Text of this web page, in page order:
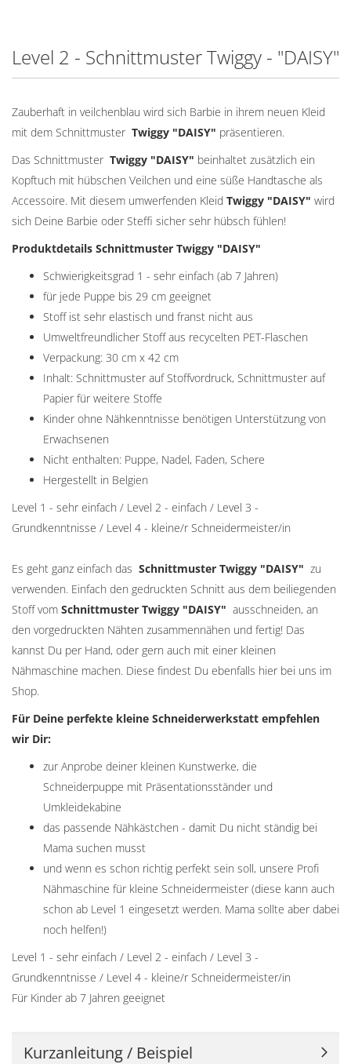
Level 2 - Schnittmuster Twiggy - "DAISY"
Zauberhaft in veilchenblau wird sich Barbie in ihrem neuen Kleid
mit dem Schnittmuster Twiggy "DAISY" präsentieren.
Das Schnittmuster Twiggy "DAISY" beinhaltet zusätzlich ein
Kopftuch mit hübschen Veilchen und eine süße Handtasche als
Accessoire. Mit diesem umwerfenden Kleid Twiggy "DAISY" wird
sich Deine Barbie oder Steffi sicher sehr hübsch fühlen!
Produktdetails Schnittmuster Twiggy "DAISY"
Schwierigkeitsgrad 1 - sehr einfach (ab 7 Jahren)
für jede Puppe bis 29 cm geeignet
Stoff ist sehr elastisch und franst nicht aus
Umweltfreundlicher Stoff aus recycelten PET-Flaschen
Verpackung: 30 cm x 42 cm
Inhalt: Schnittmuster auf Stoffvordruck, Schnittmuster auf
Papier für weitere Stoffe
Kinder ohne Nähkenntnisse benötigen Unterstützung von
Erwachsenen
Nicht enthalten: Puppe, Nadel, Faden, Schere
Hergestellt in Belgien
Level 1 - sehr einfach / Level 2 - einfach / Level 3 -
Grundkenntnisse / Level 4 - kleine/r Schneidermeister/in
Es geht ganz einfach das Schnittmuster Twiggy "DAISY" zu
verwenden. Einfach den gedruckten Schnitt aus dem beiliegenden
Stoff vom Schnittmuster Twiggy "DAISY" ausschneiden, an
den vorgedruckten Nähten zusammennähen und fertig! Das
kannst Du per Hand, oder gern auch mit einer kleinen
Nähmaschine machen. Diese findest Du ebenfalls hier bei uns im
Shop.
Für Deine perfekte kleine Schneiderwerkstatt empfehlen
wir Dir:
zur Anprobe deiner kleinen Kunstwerke, die
Schneiderpuppe mit Präsentationsständer und
Umkleidekabine
das passende Nähkästchen - damit Du nicht ständig bei
Mama suchen musst
und wenn es schon richtig perfekt sein soll, unsere Profi
Nähmaschine für kleine Schneidermeister (diese kann auch
schon ab Level 1 eingesetzt werden. Mama sollte aber dabei
noch helfen!)
Level 1 - sehr einfach / Level 2 - einfach / Level 3 -
Grundkenntnisse / Level 4 - kleine/r Schneidermeister/in
Für Kinder ab 7 Jahren geeignet
Kurzanleitung / Beispiel